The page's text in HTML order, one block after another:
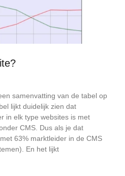
samenvatting van de tabel op
lijkt duidelijk zien dat
in elk type websites is met
CMS. Dus als je dat
63% marktleider in de CMS
En het lijkt